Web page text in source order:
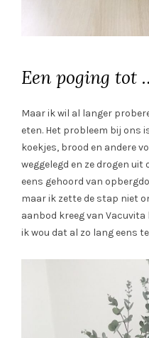
Een poging tot
Maar ik wil al langer
eten. Het probleem bij ons
koekjes, brood en andere
weggelegd en ze drogen
eens gehoord van
maar ik zette de stap niet
aanbod kreeg van Vacuvita
ik wou dat al zo lang eens